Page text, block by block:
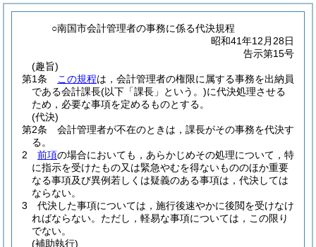
○南国市会計管理者の事務に係る代決規程
昭和41年12月28日
告示第15号
(趣旨)
第1条
この規程は，会計管理者の権限に属する事務を出納員
である会計課長(以下「課長」という。)に代決処理させる
ため，必要な事項を定めるものとする。
(代決)
第2条
会計管理者が不在のときは，課長がその事務を代決す
る。
2
前項の場合においても，あらかじめその処理について，特
に指示を受けたもの又は緊急やむを得ないもののほか重要
なる事項及び異例若しくは疑義のある事項は，代決しては
ならない。
3
代決した事項については，施行後速やかに後閲を受けなけ
ればならない。 ただし，軽易な事項については，この限り
でない。
(補助執行)